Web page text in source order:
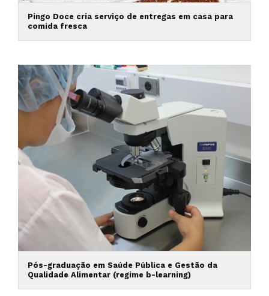
Pingo Doce cria serviço de entregas em casa para
comida fresca
Pós-graduação em Saúde Pública e Gestão da
Qualidade Alimentar (regime b-learning)